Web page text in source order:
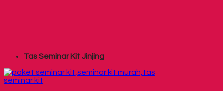
Tas Seminar Kit Jinjing